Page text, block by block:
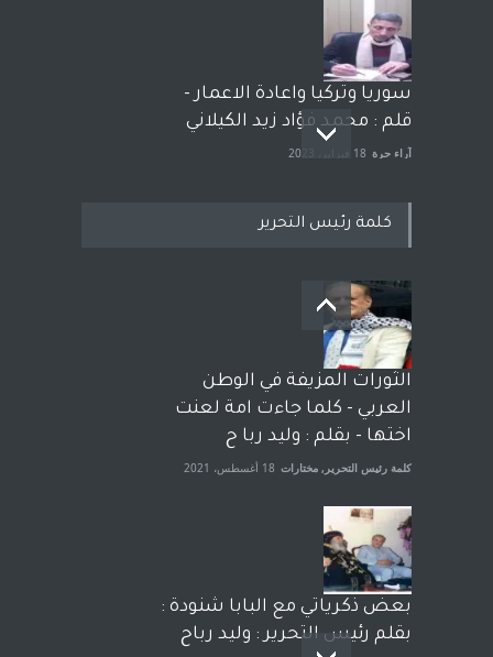
سوريا وتركيا واعادة الاعمار -
قلم : محمد فؤاد زيد الكيلاني
آراء حرة 18 فبراير، 2023
بعد معارك قضائية طاحنة كتب
وترافع فيها بنفسه مرة اخرى..
الشيخ طارق يوسف يقهر
الحكومة الأمريكية ، فأعطوه
الجنسية عن يد وهم صاغرون،
آراء حرة مختارات 7 أبريل، 2023
كلمة رئيس التحرير
الثورات المزيفة في الوطن
العربي - كلما جاءت امة لعنت
اختها - بقلم : وليد ربا ح
كلمة رئيس التحرير , مختارات 18 أغسطس، 2021
بعض ذكرياتي مع البابا شنودة :
بقلم رئيس التحرير : وليد رباح